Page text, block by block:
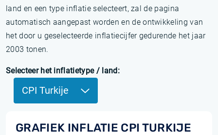
land en een type inflatie selecteert, zal de pagina
automatisch aangepast worden en de ontwikkeling van
het door u geselecteerde inflatiecijfer gedurende het jaar
2003 tonen.
Selecteer het inflatietype / land:
CPI Turkije
GRAFIEK INFLATIE CPI TURKIJE